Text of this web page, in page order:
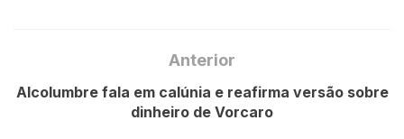
Anterior
Alcolumbre fala em calúnia e reafirma versão sobre
dinheiro de Vorcaro